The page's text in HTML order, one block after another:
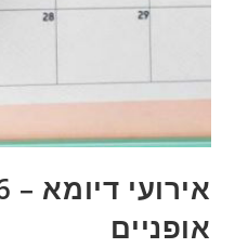
אופניים